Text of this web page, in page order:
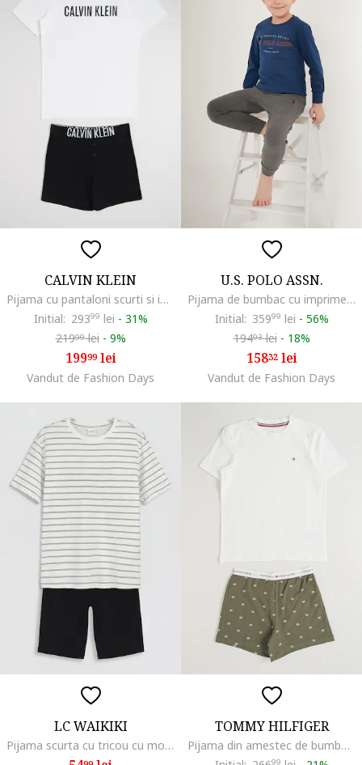
CALVIN KLEIN
Pijama cu pantaloni scurti si imprimeu logo, Alb/Negru
Initial: 29399 lei - 31%
21999lei - 9%
19999lei
Vandut de Fashion Days
U.S. POLO ASSN.
Pijama de bumbac cu imprimeu logo, Albastru inchis/Gri inchis melange
Initial: 35999 lei - 56%
19493lei - 18%
15832lei
Vandut de Fashion Days
LC WAIKIKI
Pijama scurta cu tricou cu model in dungi, Alb/Negru antracit
TOMMY HILFIGER
Pijama din amestec de bumbac cu pantaloni scurti, Verde masliniu/Alb optic
99